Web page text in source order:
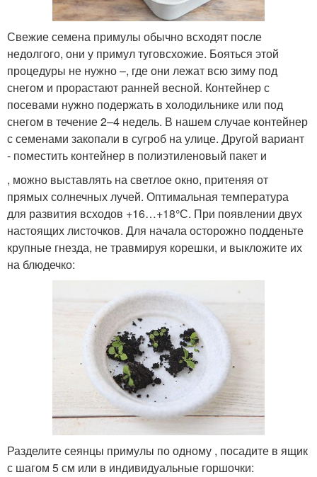
Свежие семена примулы обычно всходят после
недолгого, они у примул туговсхожие. Бояться этой
процедуры не нужно –, где они лежат всю зиму под
снегом и прорастают ранней весной. Контейнер с
посевами нужно подержать в холодильнике или под
снегом в течение 2–4 недель. В нашем случае контейнер
с семенами закопали в сугроб на улице. Другой вариант
- поместить контейнер в полиэтиленовый пакет и
, можно выставлять на светлое окно, притеняя от
прямых солнечных лучей. Оптимальная температура
для развития всходов +16…+18°С. При появлении двух
настоящих листочков. Для начала осторожно подденьте
крупные гнезда, не травмируя корешки, и выкложите их
на блюдечко:
Разделите сеянцы примулы по одному , посадите в ящик
с шагом 5 см или в индивидуальные горшочки: